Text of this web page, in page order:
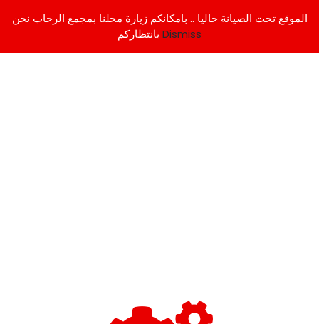
الموقع تحت الصيانة حاليا .. بامكانكم زيارة محلنا بمجمع الرحاب نحن
Dismiss